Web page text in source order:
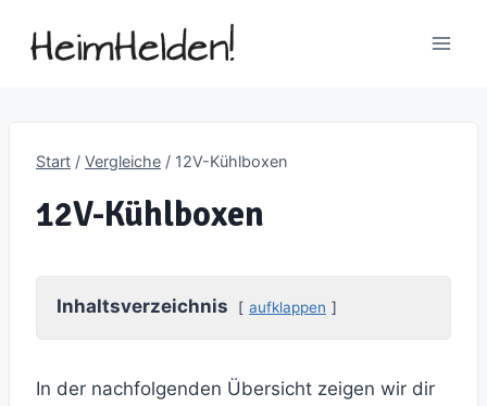
Inhalt
Start / Vergleiche / 12V-Kühlboxen
12V-Kühlboxen
Inhaltsverzeichnis aufklappen
In der nachfolgenden Übersicht zeigen wir dir